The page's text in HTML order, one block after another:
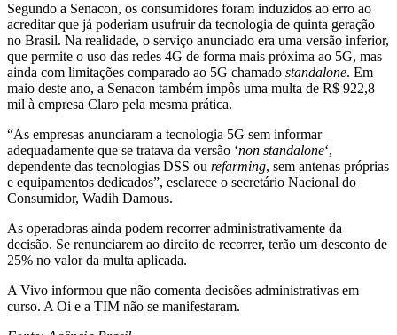
Segundo a Senacon, os consumidores foram induzidos ao erro ao
acreditar que já poderiam usufruir da tecnologia de quinta geração
no Brasil. Na realidade, o serviço anunciado era uma versão inferior,
que permite o uso das redes 4G de forma mais próxima ao 5G, mas
ainda com limitações comparado ao 5G chamado standalone. Em
maio deste ano, a Senacon também impôs uma multa de R$ 922,8
mil à empresa Claro pela mesma prática.
“As empresas anunciaram a tecnologia 5G sem informar
adequadamente que se tratava da versão ‘non standalone‘,
dependente das tecnologias DSS ou refarming, sem antenas próprias
e equipamentos dedicados”, esclarece o secretário Nacional do
Consumidor, Wadih Damous.
As operadoras ainda podem recorrer administrativamente da
decisão. Se renunciarem ao direito de recorrer, terão um desconto de
25% no valor da multa aplicada.
A Vivo informou que não comenta decisões administrativas em
curso. A Oi e a TIM não se manifestaram.